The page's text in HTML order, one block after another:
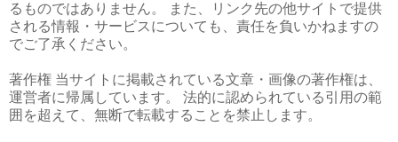
るものではありません。 また、リンク先の他サイトで提供
される情報・サービスについても、責任を負いかねますの
でご了承ください。
著作権 当サイトに掲載されている文章・画像の著作権は、
運営者に帰属しています。 法的に認められている引用の範
囲を超えて、無断で転載することを禁止します。